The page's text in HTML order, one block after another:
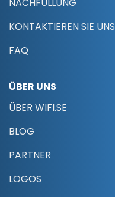
KONTAKTIEREN SIE UNS
FAQ
ÜBER UNS
ÜBER WIFI.SE
BLOG
PARTNER
LOGOS